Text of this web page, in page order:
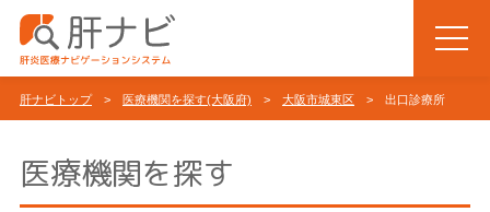
肝ナビトップ> 医療機関を探す(大阪府) > 大阪市城東区 > 出口診療所
医療機関を探す